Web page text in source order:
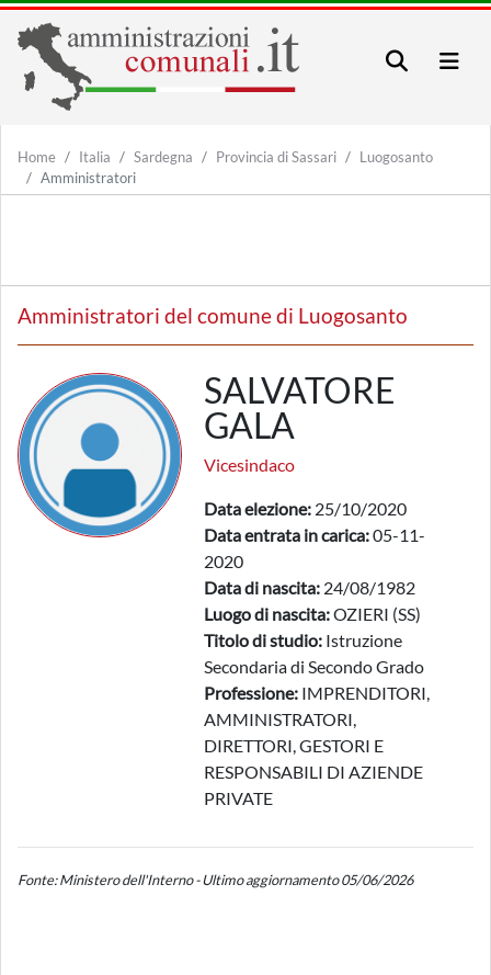
Home Italia Sardegna Provincia di Sassari
Luogosanto
Amministratori
Amministratori del comune di Luogosanto
SALVATORE
GALA
Vicesindaco
Data elezione: 25/10/2020
Data entrata in carica:05-11-
2020
Data di nascita: 24/08/1982
Luogo di nascita:OZIERI (SS)
Titolo di studio: Istruzione
Secondaria di Secondo Grado
Professione: IMPRENDITORI,
AMMINISTRATORI,
DIRETTORI, GESTORI E
RESPONSABILI DI AZIENDE
PRIVATE
Fonte: Ministero dell'Interno - Ultimo aggiornamento 05/06/2026